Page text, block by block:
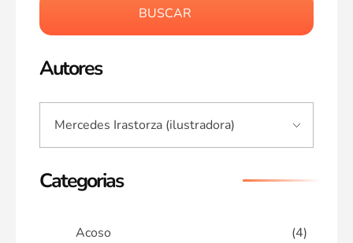
BUSCAR
Autores
Categorias
Acoso (4)